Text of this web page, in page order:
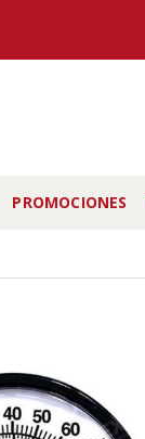
PROMOCIONES